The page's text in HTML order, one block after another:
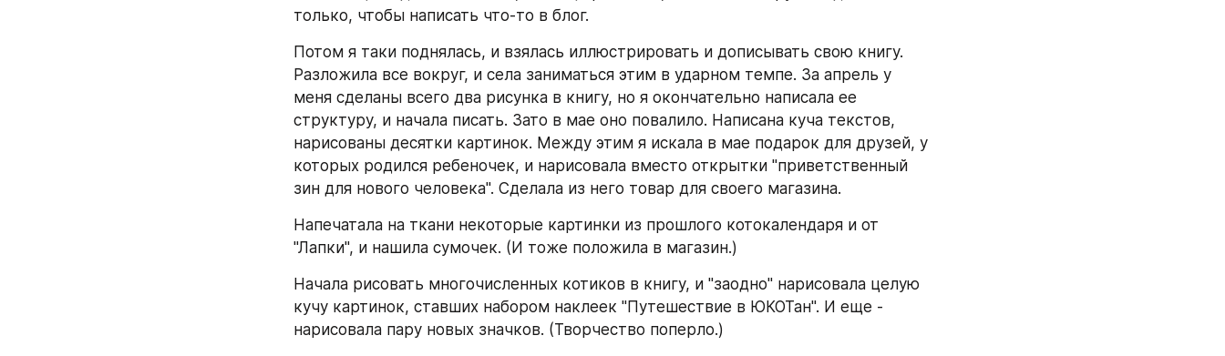
только, чтобы написать что-то в блог.
Потом я таки поднялась, и взялась иллюстрировать и дописывать свою книгу.
Разложила все вокруг, и села заниматься этим в ударном темпе. За апрель у
меня сделаны всего два рисунка в книгу, но я окончательно написала ее
структуру, и начала писать. Зато в мае оно повалило. Написана куча текстов,
нарисованы десятки картинок. Между этим я искала в мае подарок для друзей, у
которых родился ребеночек, и нарисовала вместо открытки "приветственный
зин для нового человека". Сделала из него товар для своего магазина.
Напечатала на ткани некоторые картинки из прошлого котокалендаря и от
"Лапки", и нашила сумочек. (И тоже положила в магазин.)
Начала рисовать многочисленных котиков в книгу, и "заодно" нарисовала целую
кучу картинок, ставших набором наклеек "Путешествие в ЮКОТан". И еще -
нарисовала пару новых значков. (Творчество поперло.)